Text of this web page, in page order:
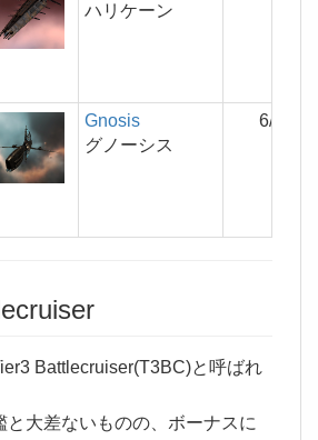
ハリケーン
Gnosis
グノーシス
6/6/6
Battlecruiser(T3BC)と呼ばれ
と大差ないものの、ボーナスに